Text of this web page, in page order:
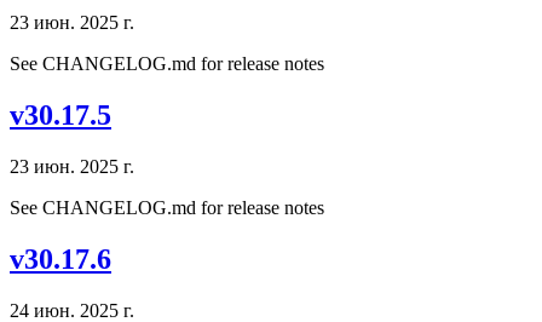
23 июн. 2025 г.
See CHANGELOG.md for release notes
v30.17.5
23 июн. 2025 г.
See CHANGELOG.md for release notes
v30.17.6
24 июн. 2025 г.